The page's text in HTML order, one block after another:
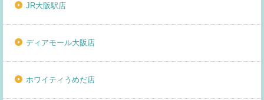
JR大阪駅店
ディアモール大阪店
ホワイティうめだ店